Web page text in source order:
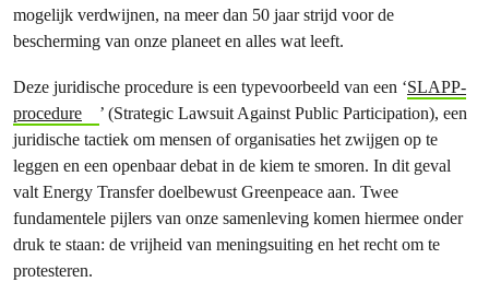
mogelijk verdwijnen, na meer dan 50 jaar strijd voor de
bescherming van onze planeet en alles wat leeft.
Deze juridische procedure is een typevoorbeeld van een ‘SLAPP-
procedure
’ (Strategic Lawsuit Against Public Participation), een
juridische tactiek om mensen of organisaties het zwijgen op te
leggen en een openbaar debat in de kiem te smoren. In dit geval
valt Energy Transfer doelbewust Greenpeace aan. Twee
fundamentele pijlers van onze samenleving komen hiermee onder
druk te staan: de vrijheid van meningsuiting en het recht om te
protesteren.